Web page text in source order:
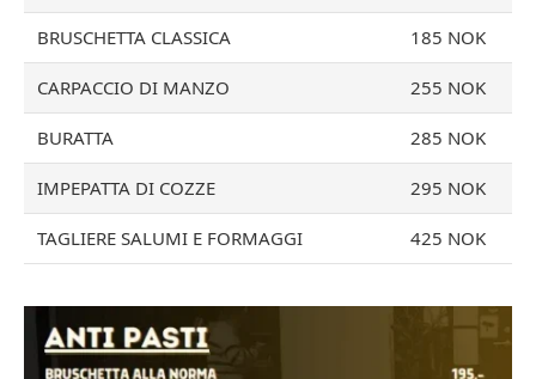
BRUSCHETTA CLASSICA 185 NOK
CARPACCIO DI MANZO 255 NOK
BURATTA 285 NOK
IMPEPATTA DI COZZE 295 NOK
TAGLIERE SALUMI E FORMAGGI 425 NOK